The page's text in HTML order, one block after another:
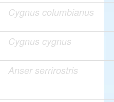
Cygnus columbianus
Cygnus cygnus
Anser serrirostris